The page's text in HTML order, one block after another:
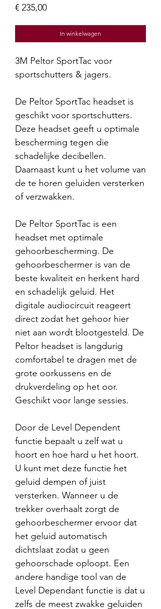
€ 235,00Prijs
In winkelwagen
3M Peltor SportTac voor
sportschutters & jagers.
De Peltor SportTac headset is
geschikt voor sportschutters.
Deze headset geeft u optimale
bescherming tegen die
schadelijke decibellen.
Daarnaast kunt u het volume van
de te horen geluiden versterken
of verzwakken.
De Peltor SportTac is een
headset met optimale
gehoorbescherming. De
gehoorbeschermer is van de
beste kwaliteit en herkent hard
en schadelijk geluid. Het
digitale audiocircuit reageert
direct zodat het gehoor hier
niet aan wordt blootgesteld. De
Peltor headset is langdurig
comfortabel te dragen met de
grote oorkussens en de
drukverdeling op het oor.
Geschikt voor lange sessies.
Door de Level Dependent
functie bepaalt u zelf wat u
hoort en hoe hard u het hoort.
U kunt met deze functie het
geluid dempen of juist
versterken. Wanneer u de
trekker overhaalt zorgt de
gehoorbeschermer ervoor dat
het geluid automatisch
dichtslaat zodat u geen
gehoorschade oploopt. Een
andere handige tool van de
Level Dependant functie is dat u
zelfs de meest zwakke geluiden